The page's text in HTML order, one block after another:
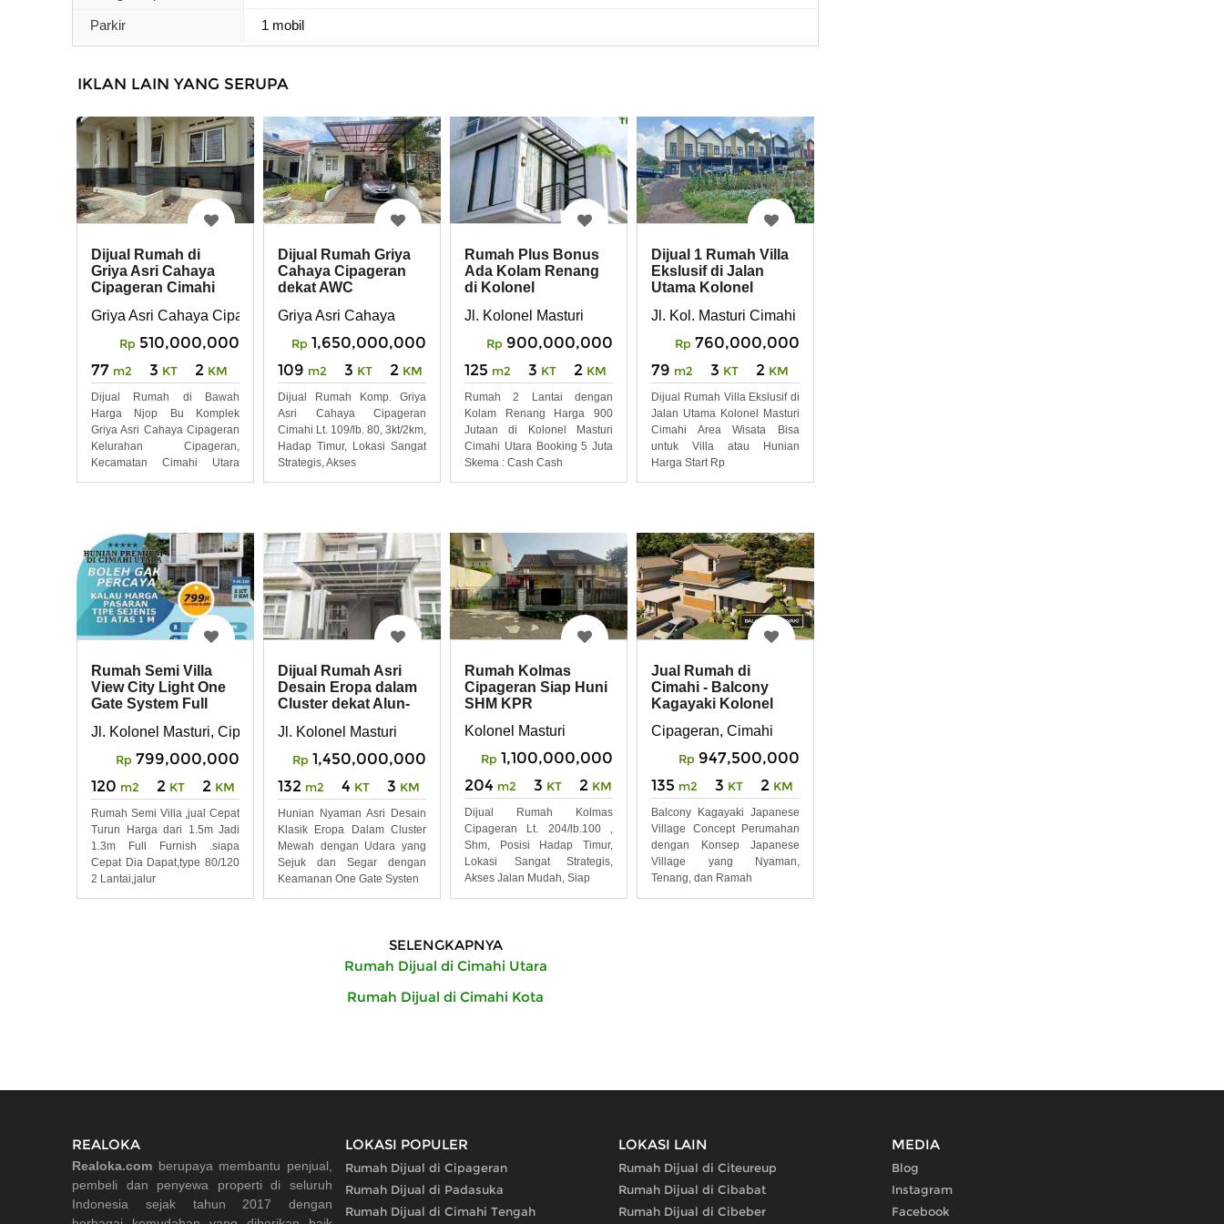
Parkir 1 mobil
IKLAN LAIN YANG SERUPA
Dijual Rumah di
Griya Asri Cahaya
Cipageran Cimahi
Griya Asri Cahaya Cipageran
Rp 510,000,000
77 m2 3 KT 2 KM
Dijual Rumah di Bawah
Harga Njop Bu Komplek
Griya Asri Cahaya Cipageran
Kelurahan Cipageran,
Kecamatan Cimahi Utara
Dijual Rumah Griya
Cahaya Cipageran
dekat AWC
Griya Asri Cahaya
Rp 1,650,000,000
109 m2 3 KT 2 KM
Dijual Rumah Komp. Griya
Asri Cahaya Cipageran
Cimahi Lt. 109/lb. 80, 3kt/2km,
Hadap Timur, Lokasi Sangat
Strategis, Akses
Rumah Plus Bonus
Ada Kolam Renang
di Kolonel
Jl. Kolonel Masturi
Rp 900,000,000
125 m2 3 KT 2 KM
Rumah 2 Lantai dengan
Kolam Renang Harga 900
Jutaan di Kolonel Masturi
Cimahi Utara Booking 5 Juta
Skema : Cash Cash
Dijual 1 Rumah Villa
Ekslusif di Jalan
Utama Kolonel
Jl. Kol. Masturi Cimahi
Rp 760,000,000
79 m2 3 KT 2 KM
Dijual Rumah Villa Ekslusif di
Jalan Utama Kolonel Masturi
Cimahi Area Wisata Bisa
untuk Villa atau Hunian
Harga Start Rp
Rumah Semi Villa
View City Light One
Gate System Full
Jl. Kolonel Masturi, Cipageran, Cimahi Utara
Rp 799,000,000
120 m2 2 KT 2 KM
Rumah Semi Villa ,jual Cepat
Turun Harga dari 1.5m Jadi
1.3m Full Furnish .siapa
Cepat Dia Dapat,type 80/120
2 Lantai,jalur
Dijual Rumah Asri
Desain Eropa dalam
Cluster dekat Alun-
Jl. Kolonel Masturi
Rp 1,450,000,000
132 m2 4 KT 3 KM
Hunian Nyaman Asri Desain
Klasik Eropa Dalam Cluster
Mewah dengan Udara yang
Sejuk dan Segar dengan
Keamanan One Gate Systen
Rumah Kolmas
Cipageran Siap Huni
SHM KPR
Kolonel Masturi
Rp 1,100,000,000
204 m2 3 KT 2 KM
Dijual Rumah Kolmas
Cipageran Lt. 204/lb.100 ,
Shm, Posisi Hadap Timur,
Lokasi Sangat Strategis,
Akses Jalan Mudah, Siap
Jual Rumah di
Cimahi - Balcony
Kagayaki Kolonel
Cipageran, Cimahi
Rp 947,500,000
135 m2 3 KT 2 KM
Balcony Kagayaki Japanese
Village Concept Perumahan
dengan Konsep Japanese
Village yang Nyaman,
Tenang, dan Ramah
SELENGKAPNYA
Rumah Dijual di Cimahi Utara
Rumah Dijual di Cimahi Kota
REALOKA
Realoka.com berupaya membantu penjual,
pembeli dan penyewa properti di seluruh
Indonesia sejak tahun 2017 dengan
LOKASI POPULER
Rumah Dijual di Cipageran
Rumah Dijual di Padasuka
Rumah Dijual di Cimahi Tengah
LOKASI LAIN
Rumah Dijual di Citeureup
Rumah Dijual di Cibabat
Rumah Dijual di Cibeber
MEDIA
Blog
Instagram
Facebook